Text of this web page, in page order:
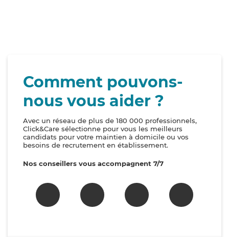
Comment pouvons-
nous vous aider ?
Avec un réseau de plus de 180 000 professionnels,
Click&Care sélectionne pour vous les meilleurs
candidats pour votre maintien à domicile ou vos
besoins de recrutement en établissement.
Nos conseillers vous accompagnent 7/7